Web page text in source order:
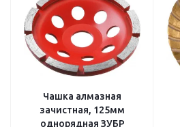
Чашка алмазная
зачистная, 125мм
однорядная ЗУБР